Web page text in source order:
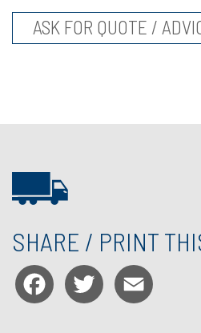
ASK FOR QUOTE /
SHARE / PRINT
FacebookTwitter